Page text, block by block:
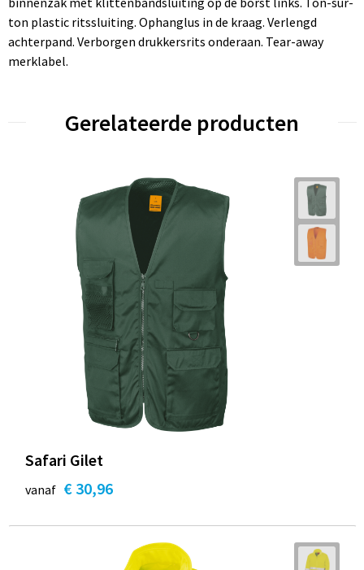
ton plastic ritssluiting. Ophanglus in de kraag. Verlengd
achterpand. Verborgen drukkersrits onderaan. Tear-away
merklabel.
Gerelateerde producten
Safari Gilet
vanaf € 30,96